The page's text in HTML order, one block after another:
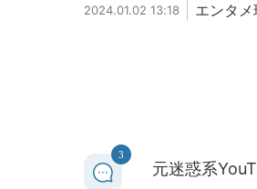
2024.01.02 13:18 エンタメ
3
元迷惑系